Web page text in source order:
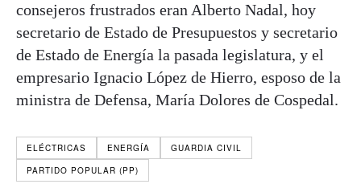
consejeros frustrados eran Alberto Nadal, hoy
secretario de Estado de Presupuestos y secretario
de Estado de Energía la pasada legislatura, y el
empresario Ignacio López de Hierro, esposo de la
ministra de Defensa, María Dolores de Cospedal.
ELÉCTRICAS ENERGÍA
GUARDIA CIVIL
PARTIDO POPULAR (PP)